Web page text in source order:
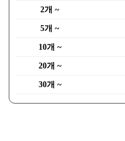
2개 ~
5개 ~
10개 ~
20개 ~
30개 ~